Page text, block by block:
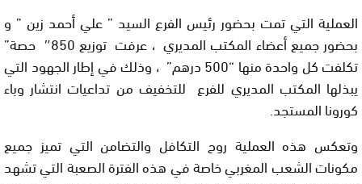
العملية التي تمت بحضور رئيس الفرع السيد ” علي أحمد زين ” و
بحضور جميع أعضاء المكتب المديري ، عرفت توزيع 850″ حصة”
تكلفت كل واحدة منها “500 درهم” ، وذلك في إطار الجهود التي
يبذلها المكتب المديري للفرع للتخفيف من تداعيات انتشار وباء
كورونا المستجد.
وتعكس هذه العملية روح التكافل والتضامن التي تميز جميع
مكونات الشعب المغربي خاصة في هذه الفترة الصعبة التي تشهد